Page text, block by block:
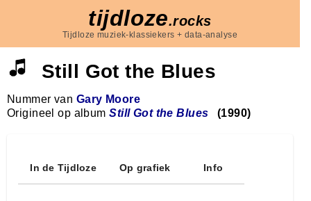
tijdloze.rocks
Tijdloze muziek-klassiekers + data-analyse
Still Got the Blues
Nummer van Gary Moore
Origineel op albumStill Got the Blues (1990)
In de Tijdloze Op grafiek Info